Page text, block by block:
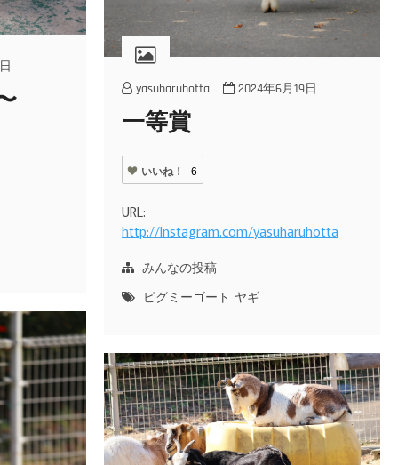
yasuharuhotta 2024年6月19日
一等賞
いいね！ 6
URL:
http://Instagram.com/yasuharuhotta
みんなの投稿
ピグミーゴート ヤギ